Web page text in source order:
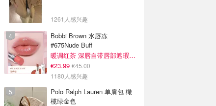
1261人感兴趣
Bobbi Brown 水唇冻
#675Nude Buff
暖调红茶 深唇自带唇部遮瑕效果
€23.99 €45.00
1180人感兴趣
Polo Ralph Lauren 单肩包 橄
榄绿金色